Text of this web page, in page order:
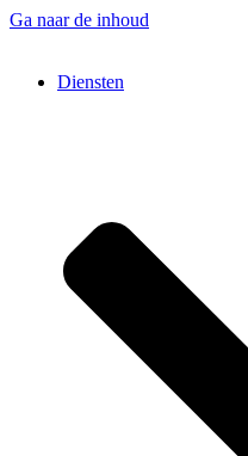
Ga naar de inhoud
Diensten